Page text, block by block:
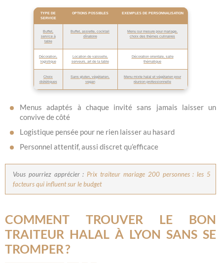
TYPE DE
SERVICE
OPTIONS POSSIBLES EXEMPLES DE PERSONNALISATION
Buffet,
service à
table
Buffet, assiette, cocktail
dînatoire
Menu sur mesure pour mariage,
choix des thèmes culinaires
Décoration,
logistique
Location de vaisselle,
serveurs, art de la table
Décoration orientale, salle
thématique
Choix
diététiques
Sans gluten, végétarien,
vegan
Menu mixte halal et végétarien pour
réunion professionnelle
Menus adaptés à chaque invité sans jamais laisser un
convive de côté
Logistique pensée pour ne rien laisser au hasard
Personnel attentif, aussi discret qu’efficace
Vous pourriez apprécier : Prix traiteur mariage 200 personnes : les 5
facteurs qui influent sur le budget
COMMENT TROUVER LE BON
TRAITEUR HALAL À LYON SANS SE
TROMPER ?